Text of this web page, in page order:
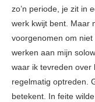
zo’n periode, je zit in
werk kwijt bent. Maar
voorgenomen om
werken aan mijn
waar ik tevreden over
regelmatig optreden.
betekent. In feite